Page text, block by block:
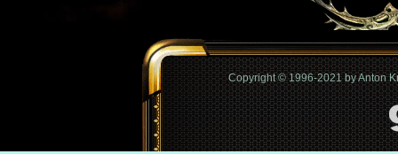
Copyright © 1996-2021 by Anton